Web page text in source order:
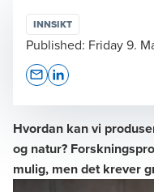
Hvordan kan vi
og natur?
mulig, men det krever
INNSIKT
Published: Friday 9.